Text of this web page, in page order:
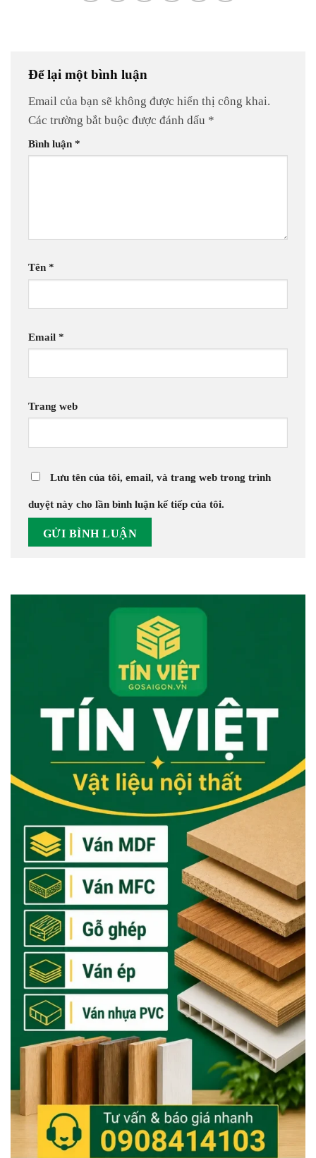
Để lại một bình luận
Email của bạn sẽ không được hiển thị công khai.
Các trường bắt buộc được đánh dấu *
Bình luận *
Tên *
Email *
Trang web
Lưu tên của tôi, email, và trang web trong trình
duyệt này cho lần bình luận kế tiếp của tôi.